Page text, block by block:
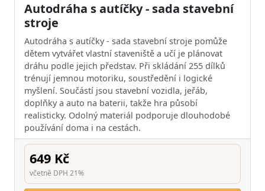
Autodráha s autíčky - sada stavební
stroje
Autodráha s autíčky - sada stavební stroje pomůže
dětem vytvářet vlastní staveniště a učí je plánovat
dráhu podle jejich představ. Při skládání 255 dílků
trénují jemnou motoriku, soustředění i logické
myšlení. Součástí jsou stavební vozidla, jeřáb,
doplňky a auto na baterii, takže hra působí
realisticky. Odolný materiál podporuje dlouhodobé
používání doma i na cestách.
649 Kč
včetně DPH 21%